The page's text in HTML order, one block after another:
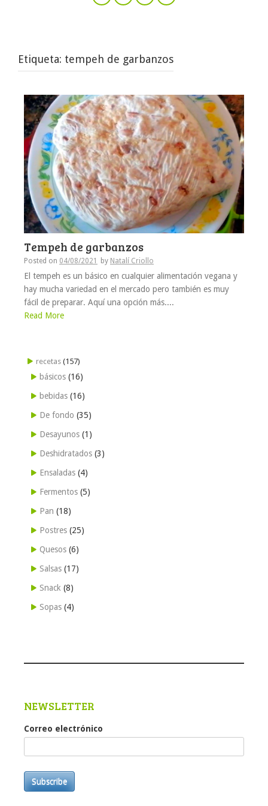
Etiqueta: tempeh de garbanzos
Tempeh de garbanzos
Posted on 04/08/2021 by Natalí Criollo
El tempeh es un básico en cualquier alimentación vegana y
hay mucha variedad en el mercado pero también es muy
fácil de preparar. Aquí una opción más....
Read More
recetas (157)
básicos (16)
bebidas (16)
De fondo (35)
Desayunos (1)
Deshidratados (3)
Ensaladas (4)
Fermentos (5)
Pan (18)
Postres (25)
Quesos (6)
Salsas (17)
Snack (8)
Sopas (4)
NEWSLETTER
Correo electrónico
Subscribe